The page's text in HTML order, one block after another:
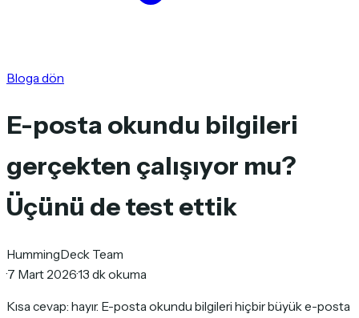
Bloga dön
E-posta okundu bilgileri
gerçekten çalışıyor mu?
Üçünü de test ettik
HummingDeck Team
·7 Mart 2026·13 dk okuma
Kısa cevap: hayır. E-posta okundu bilgileri hiçbir büyük e-posta